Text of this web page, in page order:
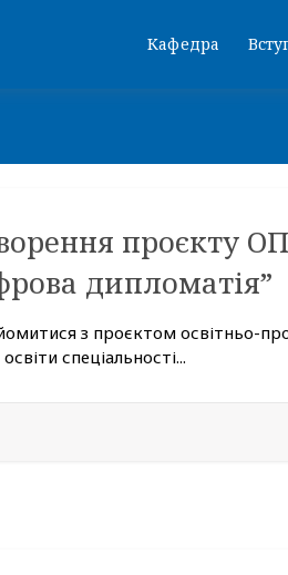
Кафедра
проєкту
дипломатія”
з проєктом освітньо-
спеціальності...